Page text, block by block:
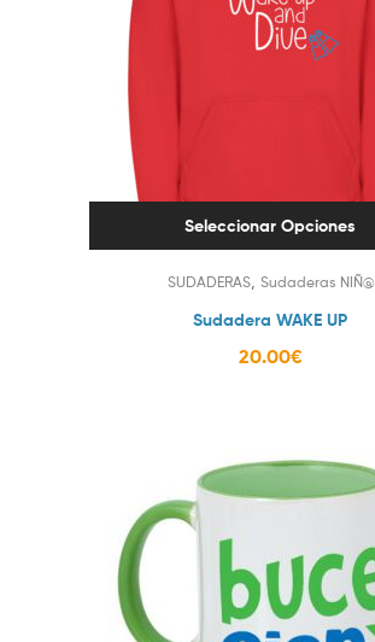
Seleccionar Opciones
SUDADERAS, Sudaderas NIÑ@
Sudadera WAKE UP
20.00€